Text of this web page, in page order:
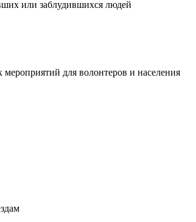
или заблудившихся людей
для волонтеров и населения